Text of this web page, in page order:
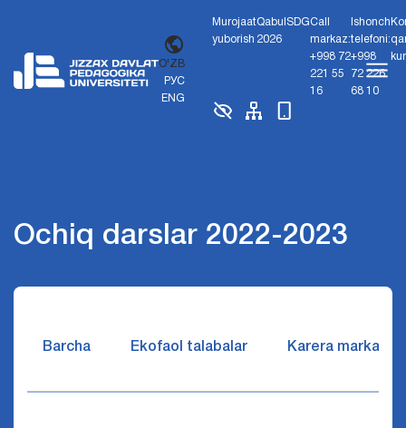
O'ZB
РУС
ENG
Murojaat
yuborish
Qabul
2026
SDGCall
markaz:
+998 72
221 55
16
Ishonch
telefoni:
+998
72 226
68 10
Ochiq darslar 2022-2023
Barcha Ekofaol talabalar Karera markazi